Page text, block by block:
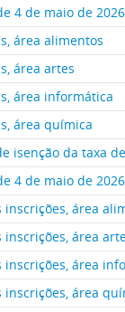
4 de maio de 2026
área alimentos
área artes
área informática
área química
isenção da taxa
4 de maio de
área
área
área
área